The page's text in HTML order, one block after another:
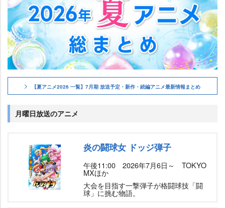
【夏アニメ2026 一覧】7月期 放送予定・新作・続編アニメ最新情報まとめ
月曜日放送のアニメ
炎の闘球女 ドッジ弾子
午後11:00 2026年7月6日～ TOKYO
MXほか
大会を目指す一撃弾子が格闘球技「闘
球」に挑む物語。